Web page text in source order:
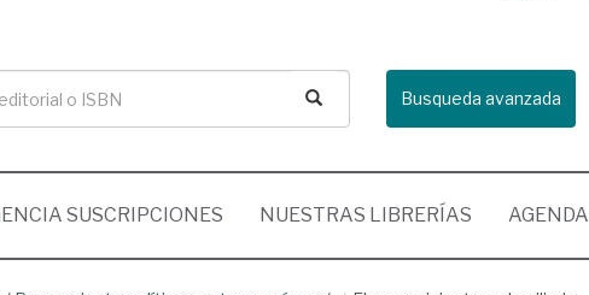
Busqueda avanzada
SUSCRIPCIONES NUESTRAS LIBRERÍAS AGENDA